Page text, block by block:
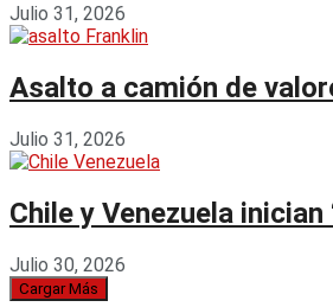
Julio 31, 2026
Asalto a camión de
Julio 31, 2026
Chile y Venezuela
Julio 30, 2026
Cargar Más